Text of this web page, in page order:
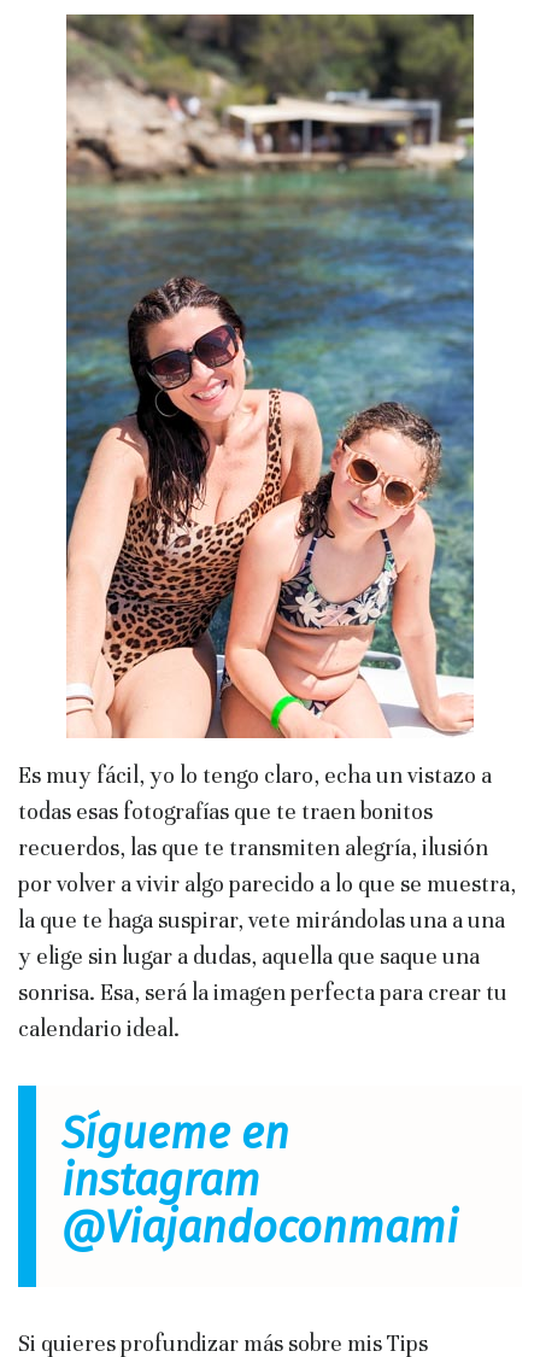
Es muy fácil, yo lo tengo claro, echa un vistazo a
todas esas fotografías que te traen bonitos
recuerdos, las que te transmiten alegría, ilusión
por volver a vivir algo parecido a lo que se muestra,
la que te haga suspirar, vete mirándolas una a una
y elige sin lugar a dudas, aquella que saque una
sonrisa. Esa, será la imagen perfecta para crear tu
calendario ideal.
Sígueme en
instagram
@Viajandoconmami
Si quieres profundizar más sobre mis Tips